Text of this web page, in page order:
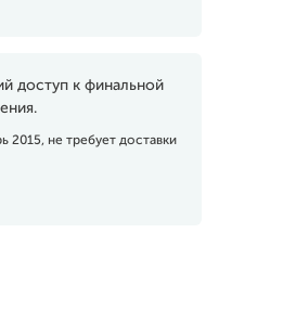
доступ к финальной
2015, не требует доставки